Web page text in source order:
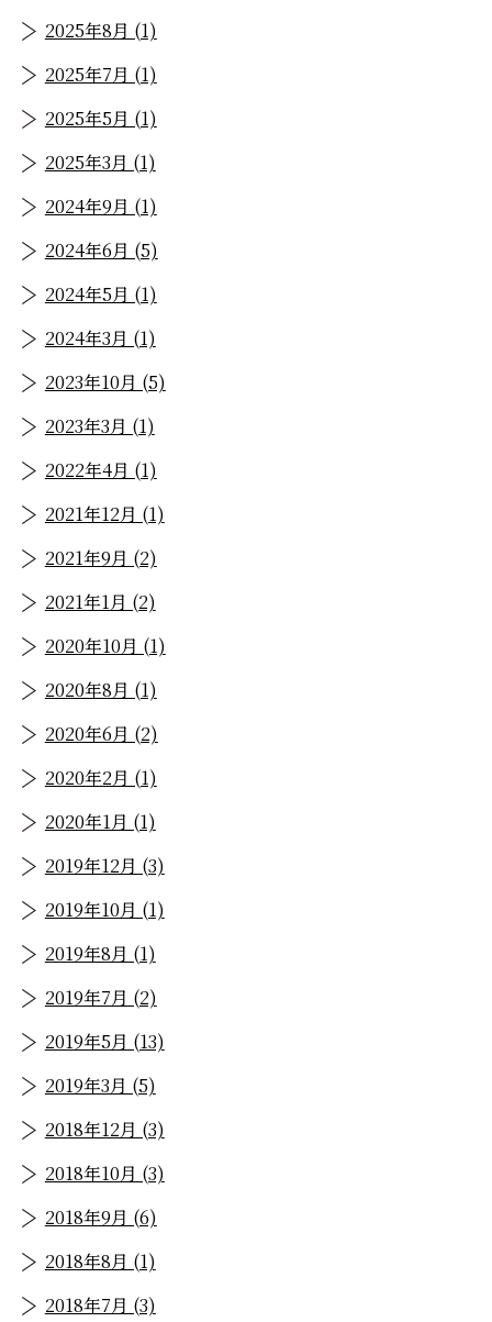
2025年8月 (1)
2025年7月 (1)
2025年5月 (1)
2025年3月 (1)
2024年9月 (1)
2024年6月 (5)
2024年5月 (1)
2024年3月 (1)
2023年10月 (5)
2023年3月 (1)
2022年4月 (1)
2021年12月 (1)
2021年9月 (2)
2021年1月 (2)
2020年10月 (1)
2020年8月 (1)
2020年6月 (2)
2020年2月 (1)
2020年1月 (1)
2019年12月 (3)
2019年10月 (1)
2019年8月 (1)
2019年7月 (2)
2019年5月 (13)
2019年3月 (5)
2018年12月 (3)
2018年10月 (3)
2018年9月 (6)
2018年8月 (1)
2018年7月 (3)